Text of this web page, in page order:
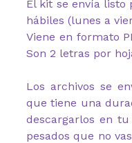
El kit se envía
hábiles (lunes a
Viene en formato
Son 2 letras por
Los archivos se
que tiene una
descargarlos en
pesados que no